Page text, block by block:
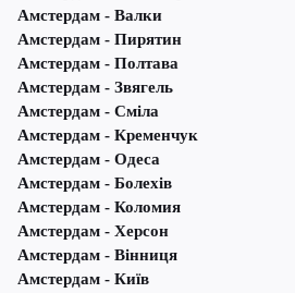
Амстердам - Валки
Амстердам - Пирятин
Амстердам - Полтава
Амстердам - Звягель
Амстердам - Сміла
Амстердам - Кременчук
Амстердам - Одеса
Амстердам - Болехів
Амстердам - Коломия
Амстердам - Херсон
Амстердам - Вінниця
Амстердам - Київ